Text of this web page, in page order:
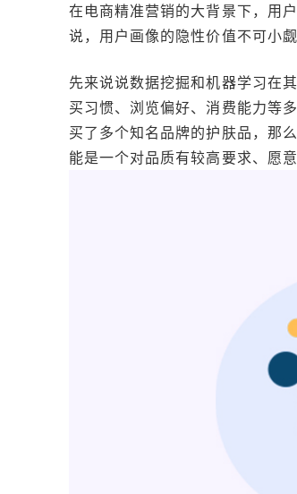
在电商精准营销的大背景下，用
说，用户画像的隐性价值不可小觑
先来说说数据挖掘和机器学习在
买习惯、浏览偏好、消费能力等
买了多个知名品牌的护肤品，那
能是一个对品质有较高要求、愿